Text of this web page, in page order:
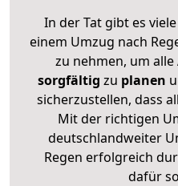
In der Tat gibt es
einem Umzug nach
zu nehmen, um
sorgfältig zu planen
sicherzustellen, dass
Mit der richtigen
deutschlandweiter
Regen erfolgreich
dafür